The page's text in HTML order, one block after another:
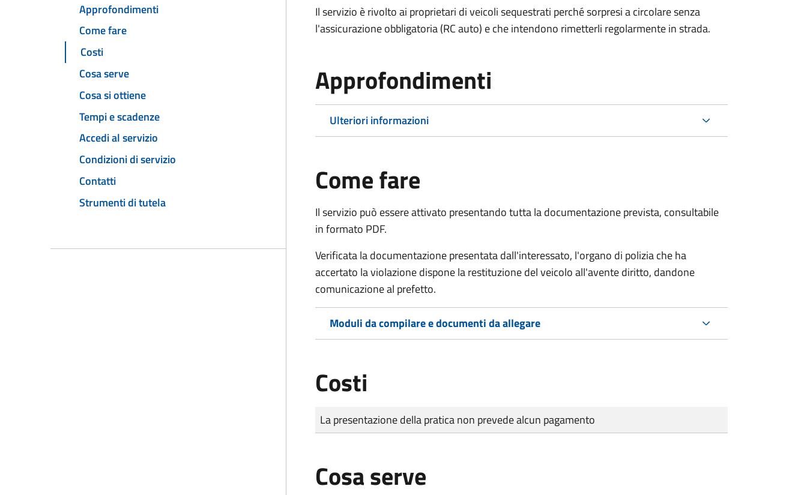
Approfondimenti
Come fare
Costi
Cosa serve
Cosa si ottiene
Tempi e scadenze
Accedi al servizio
Condizioni di servizio
Contatti
Strumenti di tutela
Il servizio è rivolto ai proprietari di veicoli sequestrati perché sorpresi a circolare senza
l'assicurazione obbligatoria (RC auto) e che intendono rimetterli regolarmente in strada.
Approfondimenti
Ulteriori informazioni
Come fare
Il servizio può essere attivato presentando tutta la documentazione prevista, consultabile
in formato PDF.
Verificata la documentazione presentata dall'interessato, l'organo di polizia che ha
accertato la violazione dispone la restituzione del veicolo all'avente diritto, dandone
comunicazione al prefetto.
Moduli da compilare e documenti da allegare
Costi
Tipo di pagamento
Importo
La presentazione della pratica non prevede alcun pagamento
Cosa serve